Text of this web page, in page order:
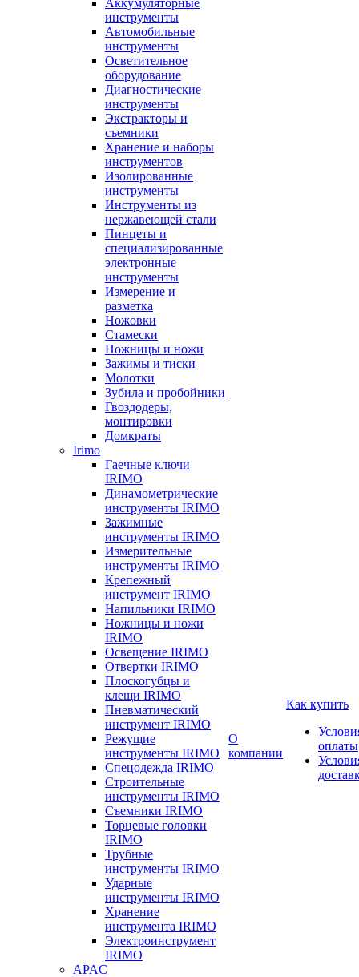
Аккумуляторные
инструменты
Автомобильные
инструменты
Осветительное
оборудование
Диагностические
инструменты
Экстракторы и
съемники
Хранение и наборы
инструментов
Изолированные
инструменты
Инструменты из
нержавеющей стали
Пинцеты и
специализированные
электронные
инструменты
Измерение и
разметка
Ножовки
Стамески
Ножницы и ножи
Зажимы и тиски
Молотки
Зубила и пробойники
Гвоздодеры,
монтировки
Домкраты
Irimo
Гаечные ключи
IRIMO
Динамометрические
инструменты IRIMO
Зажимные
инструменты IRIMO
Измерительные
инструменты IRIMO
Крепежный
инструмент IRIMO
Напильники IRIMO
Ножницы и ножи
IRIMO
Освещение IRIMO
Отвертки IRIMO
Плоскогубцы и
клещи IRIMO
Пневматический
инструмент IRIMO
Режущие
инструменты IRIMO
Спецодежда IRIMO
Строительные
инструменты IRIMO
Съемники IRIMO
Торцевые головки
IRIMO
Трубные
инструменты IRIMO
Ударные
инструменты IRIMO
Хранение
инструмента IRIMO
Электроинструмент
IRIMO
APAC
О
компании
Как купить
оплаты